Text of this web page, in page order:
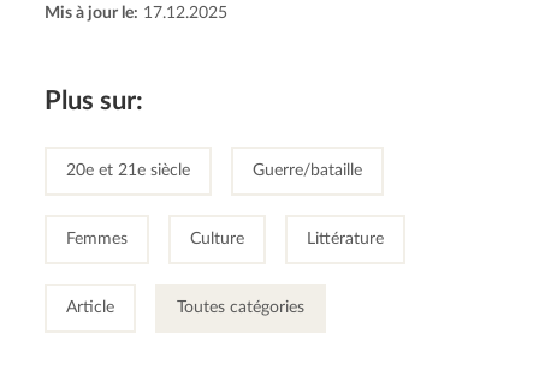
Mis à jour le: 17.12.2025
Plus sur:
20e et 21e siècle Guerre/bataille
Femmes Culture Littérature
Article Toutes catégories